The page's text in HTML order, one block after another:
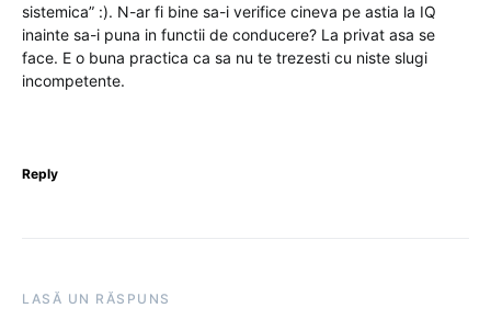
sistemica” :). N-ar fi bine sa-i verifice cineva pe astia la IQ
inainte sa-i puna in functii de conducere? La privat asa se
face. E o buna practica ca sa nu te trezesti cu niste slugi
incompetente.
Reply
LASĂ UN RĂSPUNS